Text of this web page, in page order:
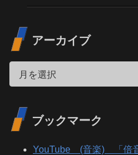
アーカイブ
ブックマーク
YouTube (音楽) 「倍音